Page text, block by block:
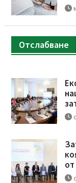
Отслабване